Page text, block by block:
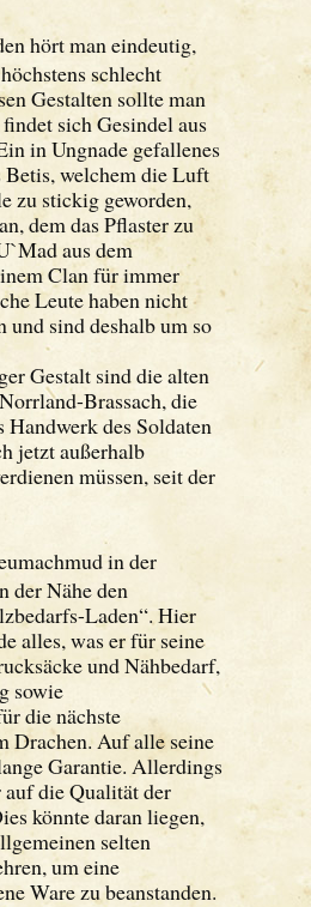
hört man eindeutig,
schlecht
Gestalten sollte man
sich Gesindel aus
in Ungnade gefallenes
welchem die Luft
zu stickig geworden,
dem das Pflaster zu
aus dem
Clan für immer
Leute haben nicht
sind deshalb um so
Gestalt sind die alten
Brassach, die
Handwerk des Soldaten
jetzt außerhalb
müssen, seit der
in der
der Nähe den
Laden“. Hier
alles, was er für seine
und Nähbedarf,
sowie
die nächste
Drachen. Auf alle seine
Garantie. Allerdings
die Qualität der
könnte daran liegen,
selten
um eine
Ware zu beanstanden.